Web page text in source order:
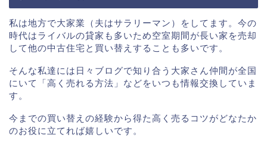
私は地方で大家業（夫はサラリーマン）をしてます。今の
時代はライバルの貸家も多いため空室期間が長い家を売却
して他の中古住宅と買い替えすることも多いです。
そんな私達には日々ブログで知り合う大家さん仲間が全国
にいて「高く売れる方法」などをいつも情報交換していま
す。
今までの買い替えの経験から得た高く売るコツがどなたか
のお役に立てれば嬉しいです。